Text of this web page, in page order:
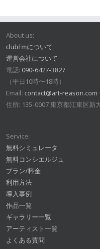
About us:
clubFmについて
運営会社について
電話: 090-6427-3827
（平日10時〜18時）
Email: contact@art-reason.com
住所: 135-0007 東京都江東区新
Service:
無料シミュレータ
無料コンシエルジュ
プラン/料金
利用方法
導入事例
作品一覧
ギャラリー一覧
アーティスト一覧
よくある質問